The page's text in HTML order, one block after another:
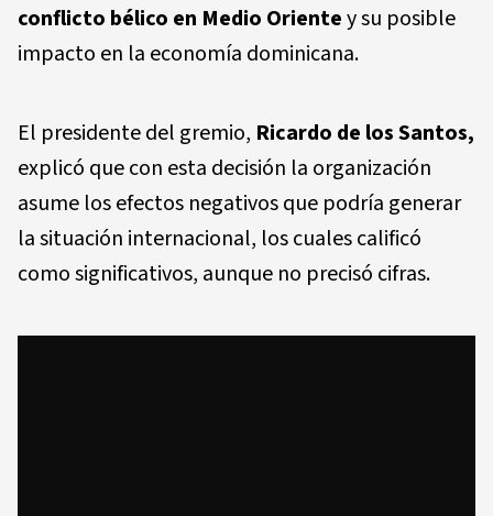
conflicto bélico en Medio Orientey su posible
impacto en la economía dominicana.
El presidente del gremio, Ricardo de los Santos,
explicó que con esta decisión la organización
asume los efectos negativos que podría generar
la situación internacional, los cuales calificó
como significativos, aunque no precisó cifras.